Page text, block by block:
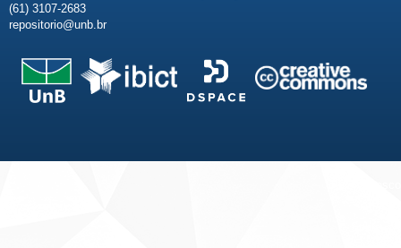
(61) 3107-2683
repositorio@unb.br